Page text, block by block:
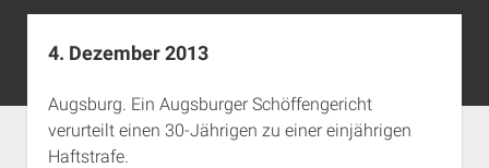
facebook
rss info@aida-archiv.de
Aktuelles
4. Dezember 2013
Augsburg. Ein Augsburger Schöffengericht
verurteilt einen 30-Jährigen zu einer einjährigen
Haftstrafe.